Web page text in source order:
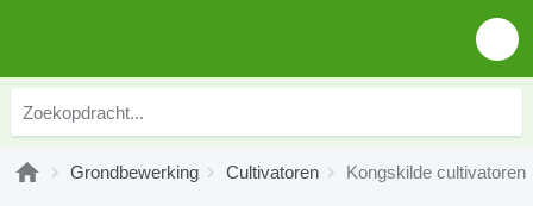
Grondbewerking Cultivatoren Kongskilde cultivatoren